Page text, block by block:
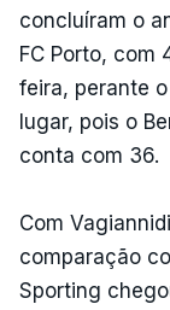
concluíram o
FC Porto, com
feira, perante
lugar, pois o
conta com 36.
Com
comparação
Sporting